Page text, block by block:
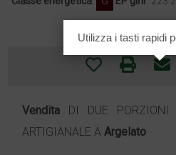
Vendita DI DUE PORZIONI
ARTIGIANALE AArgelato
Utilizza i tasti rapidi